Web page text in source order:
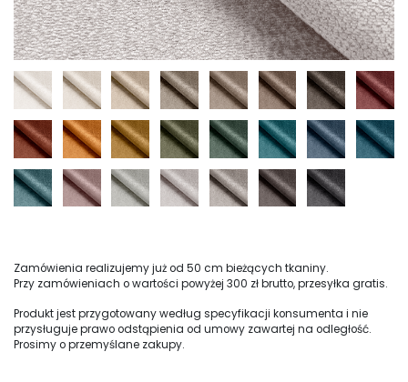
Zamówienia realizujemy już od 50 cm bieżących tkaniny.
Przy zamówieniach o wartości powyżej 300 zł brutto, przesyłka gratis.
Produkt jest przygotowany według specyfikacji konsumenta i nie
przysługuje prawo odstąpienia od umowy zawartej na odległość.
Prosimy o przemyślane zakupy.